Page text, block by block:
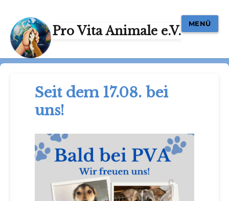
Pro Vita Animale e.V.
MENÜ
Seit dem 17.08. bei
uns!